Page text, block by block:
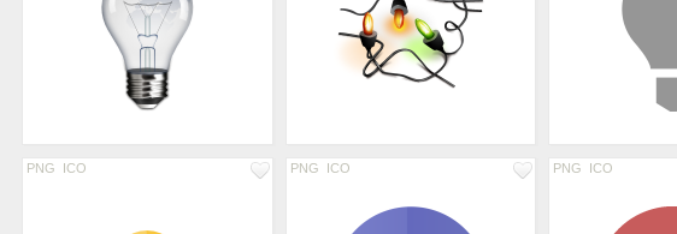
PNG ICO PNG ICO PNG ICO